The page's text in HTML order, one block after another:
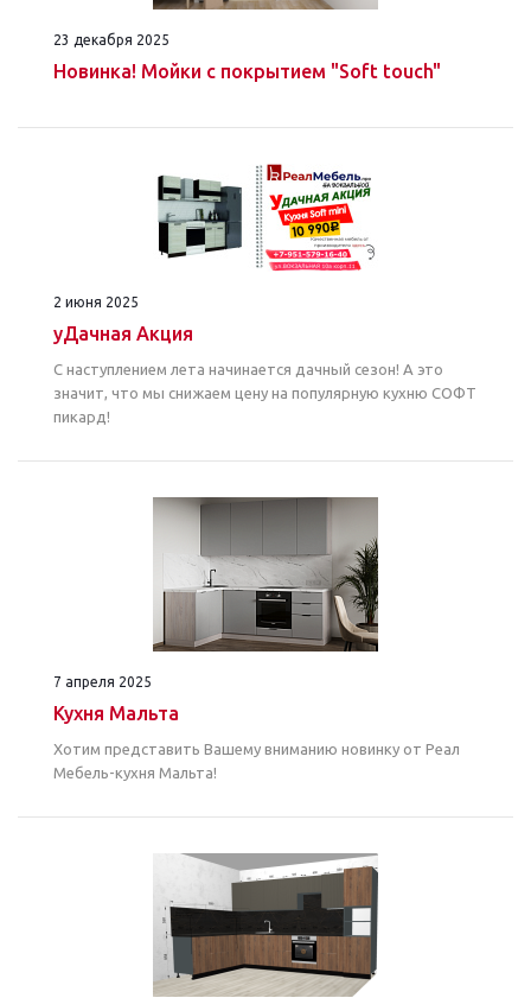
23 декабря 2025
Новинка! Мойки с покрытием "Soft touch"
2 июня 2025
уДачная Акция
С наступлением лета начинается дачный сезон! А это
значит, что мы снижаем цену на популярную кухню СОФТ
пикард!
7 апреля 2025
Кухня Мальта
Хотим представить Вашему вниманию новинку от Реал
Мебель-кухня Мальта!